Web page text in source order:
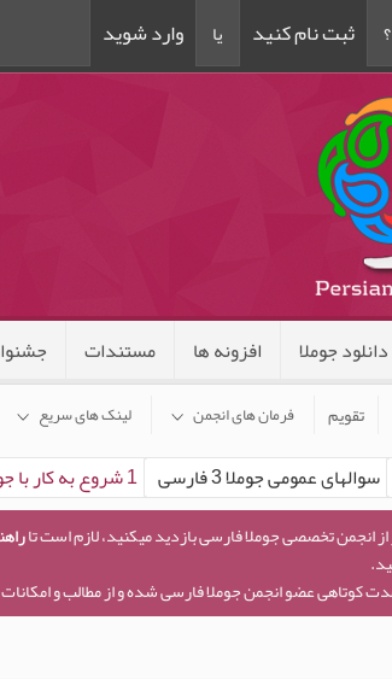
ثبت نام کنید یا وارد شوید
تقویم فرمان های انجمن لینک های سریع
دانلود جوملا افزونه ها مستندات
سوالهای عمومی جوملا 3 فارسی 1 شروع به کار با جوملا
انجمن تخصصی جوملا فارسی بازدید میکنید، لازم است تا
کوتاهی عضو انجمن جوملا فارسی شده و از مطالب و